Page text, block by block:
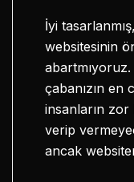
İyi
websitesinin
çabanızın en
insanların zor
verip
ancak